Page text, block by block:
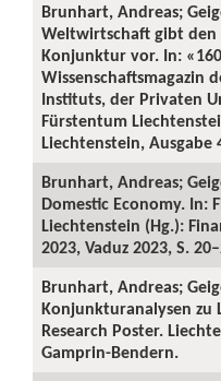
Brunhart, Andreas;
Weltwirtschaft gibt den
Konjunktur vor. In:
Wissenschaftsmagazin
Instituts, der Privaten
Fürstentum
Liechtenstein, Ausgabe
Brunhart, Andreas;
Domestic Economy. In:
Liechtenstein (Hg.):
2023, Vaduz 2023, S.
Brunhart, Andreas;
Konjunkturanalysen zu
Research Poster.
Gamprin-Bendern.